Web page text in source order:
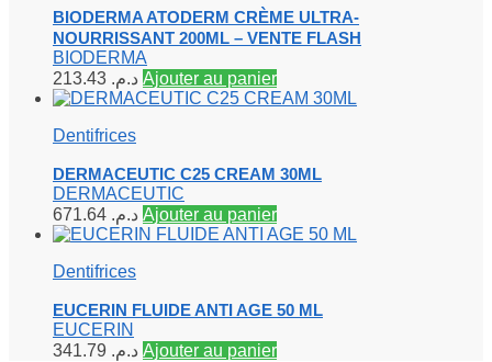
BIODERMA ATODERM CRÈME ULTRA-
NOURRISSANT 200ML – VENTE FLASH
BIODERMA
د.م. Ajouter au panier
Dentifrices
DERMACEUTIC C25 CREAM 30ML
DERMACEUTIC
د.م. Ajouter au panier
Dentifrices
EUCERIN FLUIDE ANTI AGE 50 ML
EUCERIN
د.م. Ajouter au panier